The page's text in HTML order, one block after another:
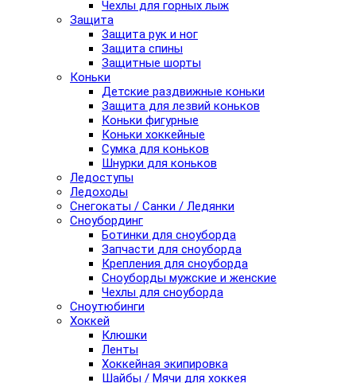
Чехлы для горных лыж
Защита
Защита рук и ног
Защита спины
Защитные шорты
Коньки
Детские раздвижные коньки
Защита для лезвий коньков
Коньки фигурные
Коньки хоккейные
Сумка для коньков
Шнурки для коньков
Ледоступы
Ледоходы
Снегокаты / Санки / Ледянки
Сноубординг
Ботинки для сноуборда
Запчасти для сноуборда
Крепления для сноуборда
Сноуборды мужские и женские
Чехлы для сноуборда
Сноутюбинги
Хоккей
Клюшки
Ленты
Хоккейная экипировка
Шайбы / Мячи для хоккея